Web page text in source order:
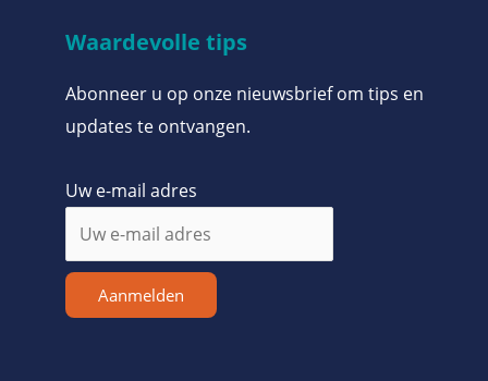
Waardevolle tips
Abonneer u op onze nieuwsbrief om tips en
updates te ontvangen.
Uw e-mail adres
Aanmelden